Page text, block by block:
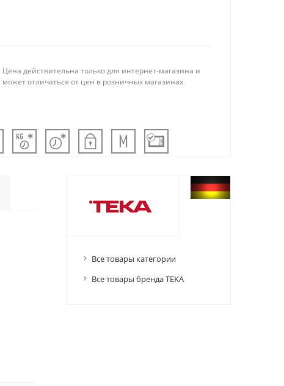
Цена действительна только для интернет-магазина и
может отличаться от цен в розничных магазинах
Все товары категории
Все товары бренда TEKA